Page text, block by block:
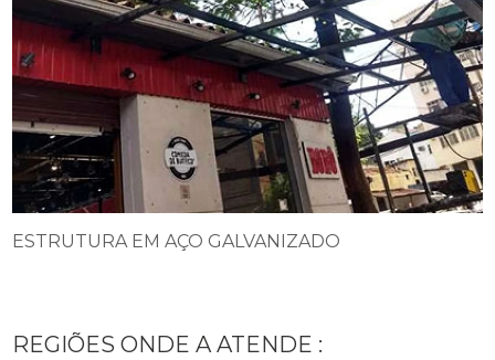
ESTRUTURA EM AÇO GALVANIZADO
REGIÕES ONDE A ATENDE :